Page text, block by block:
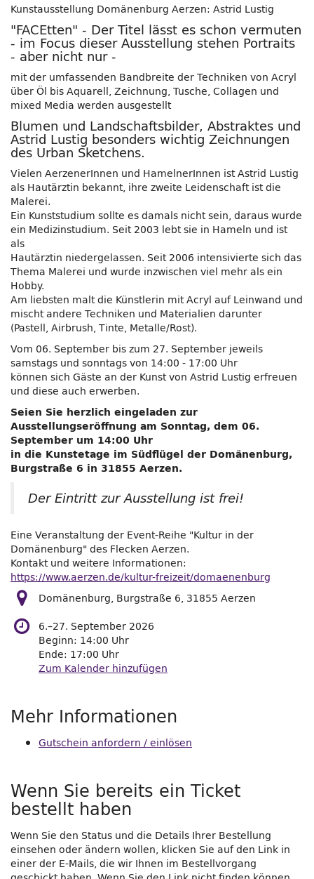
Kunstausstellung Domänenburg Aerzen: Astrid Lustig
"FACEtten" - Der Titel lässt es schon vermuten
- im Focus dieser Ausstellung stehen Portraits
- aber nicht nur -
mit der umfassenden Bandbreite der Techniken von Acryl
über Öl bis Aquarell, Zeichnung, Tusche, Collagen und
mixed Media werden ausgestellt
Blumen und Landschaftsbilder, Abstraktes und
Astrid Lustig besonders wichtig Zeichnungen
des Urban Sketchens.
Vielen AerzenerInnen und HamelnerInnen ist Astrid Lustig
als Hautärztin bekannt, ihre zweite Leidenschaft ist die
Malerei.
Ein Kunststudium sollte es damals nicht sein, daraus wurde
ein Medizinstudium. Seit 2003 lebt sie in Hameln und ist
als
Hautärztin niedergelassen. Seit 2006 intensivierte sich das
Thema Malerei und wurde inzwischen viel mehr als ein
Hobby.
Am liebsten malt die Künstlerin mit Acryl auf Leinwand und
mischt andere Techniken und Materialien darunter
(Pastell, Airbrush, Tinte, Metalle/Rost).
Vom 06. September bis zum 27. September jeweils
samstags und sonntags von 14:00 - 17:00 Uhr
können sich Gäste an der Kunst von Astrid Lustig erfreuen
und diese auch erwerben.
Seien Sie herzlich eingeladen zur
Ausstellungseröffnung am Sonntag, dem 06.
September um 14:00 Uhr
in die Kunstetage im Südflügel der Domänenburg,
Burgstraße 6 in 31855 Aerzen.
Der Eintritt zur Ausstellung ist frei!
Eine Veranstaltung der Event-Reihe "Kultur in der
Domänenburg" des Flecken Aerzen.
Kontakt und weitere Informationen:
https://www.aerzen.de/kultur-freizeit/domaenenburg
Domänenburg, Burgstraße 6, 31855 Aerzen
6.–bis
27. September 2026
Beginn: 14:00 Uhr
Ende: 17:00 Uhr
Zum Kalender hinzufügen
Mehr Informationen
Gutschein anfordern / einlösen
Wenn Sie bereits ein Ticket
bestellt haben
Wenn Sie den Status und die Details Ihrer Bestellung
einsehen oder ändern wollen, klicken Sie auf den Link in
einer der E-Mails, die wir Ihnen im Bestellvorgang